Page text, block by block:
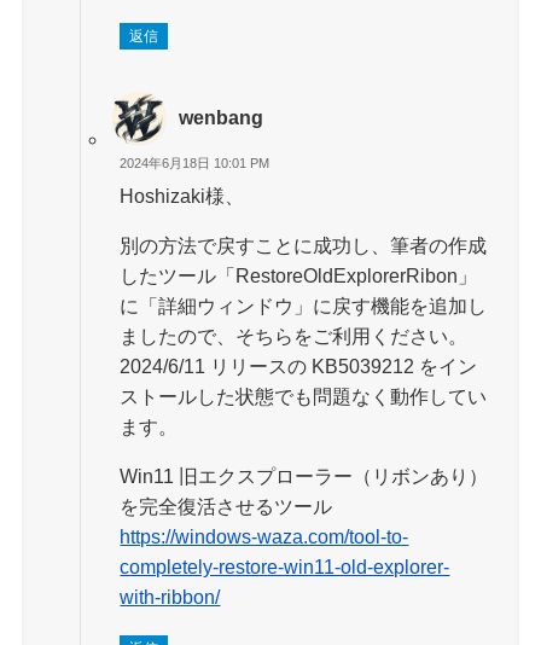
返信
wenbang
2024年6月18日 10:01 PM
Hoshizaki様、
別の方法で戻すことに成功し、筆者の作成
したツール「RestoreOldExplorerRibon」
に「詳細ウィンドウ」に戻す機能を追加し
ましたので、そちらをご利用ください。
2024/6/11 リリースの KB5039212 をイン
ストールした状態でも問題なく動作してい
ます。
Win11 旧エクスプローラー（リボンあり）
を完全復活させるツール
https://windows-waza.com/tool-to-
completely-restore-win11-old-explorer-
with-ribbon/